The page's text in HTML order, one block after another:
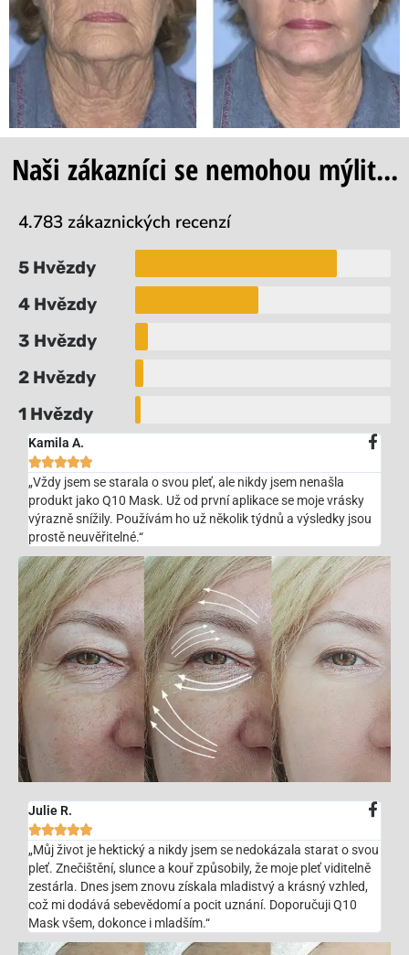
Naši zákazníci se nemohou mýlit...
4.783 zákaznických recenzí
5 Hvězdy
4 Hvězdy
3 Hvězdy
2 Hvězdy
1 Hvězdy
Kamila A.

„Vždy jsem se starala o svou pleť, ale nikdy jsem nenašla
produkt jako Q10 Mask. Už od první aplikace se moje vrásky
výrazně snížily. Používám ho už několik týdnů a výsledky jsou
prostě neuvěřitelné.“
Julie R.

„Můj život je hektický a nikdy jsem se nedokázala starat o svou
pleť. Znečištění, slunce a kouř způsobily, že moje pleť viditelně
zestárla. Dnes jsem znovu získala mladistvý a krásný vzhled,
což mi dodává sebevědomí a pocit uznání. Doporučuji Q10
Mask všem, dokonce i mladším.“